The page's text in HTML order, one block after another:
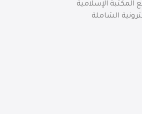
المكتبة الإسلامية
الشاملة